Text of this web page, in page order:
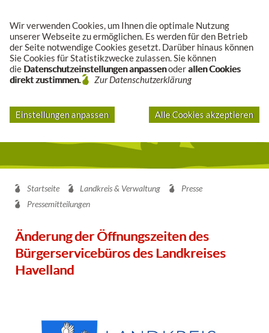
Wir verwenden Cookies, um Ihnen die optimale Nutzung
unserer Webseite zu ermöglichen. Es werden für den Betrieb
der Seite notwendige Cookies gesetzt. Darüber hinaus können
Sie Cookies für Statistikzwecke zulassen. Sie können
die Datenschutzeinstellungen anpassenoderallen Cookies
direkt zustimmen.
Zur Datenschutzerklärung
Einstellungen anpassen Alle Cookies akzeptieren
Startseite Landkreis & Verwaltung
Presse
Pressemitteilungen
Änderung der Öffnungszeiten des
Bürgerservicebüros des Landkreises
Havelland